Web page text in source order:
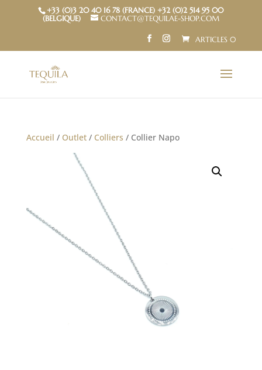
+33 (0)3 20 40 16 78 (FRANCE) +32 (0)2 514 95 00
(BELGIQUE)
CONTACT@TEQUILAE-SHOP.COM
ARTICLES 0
Accueil / Outlet/ Colliers / Collier Napo